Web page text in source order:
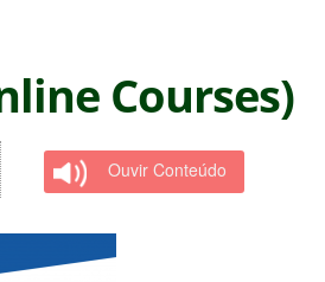
Courses)
Ouvir Conteúdo